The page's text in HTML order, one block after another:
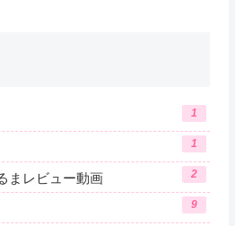
1
1
まレビュー動画 2
9